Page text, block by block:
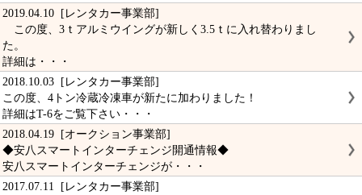
2019.04.10 [レンタカー事業部]
この度、3ｔアルミウイングが新しく3.5ｔに入れ替わりまし
た。
詳細は・・・
2018.10.03 [レンタカー事業部]
この度、4トン冷蔵冷凍車が新たに加わりました！
詳細はT-6をご覧下さい・・・
2018.04.19 [オークション事業部]
◆安八スマートインターチェンジ開通情報◆
安八スマートインターチェンジが・・・
2017.07.11 [レンタカー事業部]